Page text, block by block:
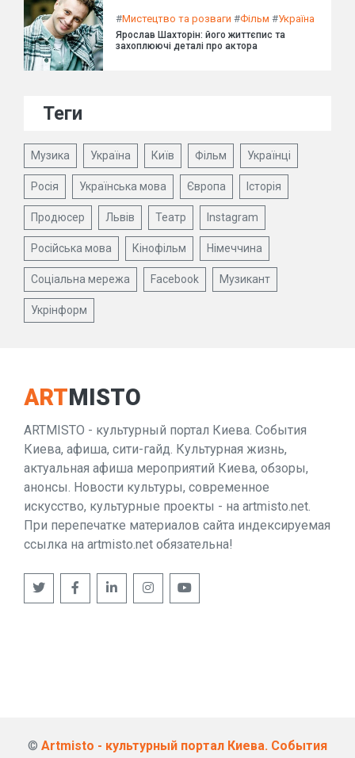
#Мистецтво та розваги #Фільм #Україна
Ярослав Шахторін: його життєпис та
захоплюючі деталі про актора
Теги
Музика Україна Київ Фільм Українці
Росія Українська мова Європа Історія
Продюсер Львів Театр Instagram
Російська мова Кінофільм Німеччина
Соціальна мережа Facebook Музикант
Укрінформ
ARTMISTO
ARTMISTO - культурный портал Киева. События
Киева, афиша, сити-гайд. Культурная жизнь,
актуальная афиша мероприятий Киева, обзоры,
анонсы. Новости культуры, современное
искусство, культурные проекты - на artmisto.net.
При перепечатке материалов сайта индексируемая
ссылка на artmisto.net обязательна!
© Artmisto - культурный портал Киева. События